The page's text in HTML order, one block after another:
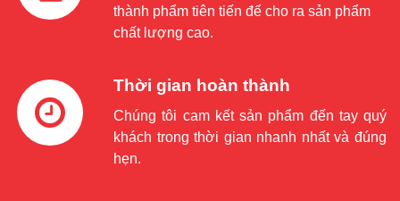
thành phẩm tiên tiến để cho ra sản phẩm
chất lượng cao.
Thời gian hoàn thành
Chúng tôi cam kết sản phẩm đến tay quý
khách trong thời gian nhanh nhất và đúng
hẹn.